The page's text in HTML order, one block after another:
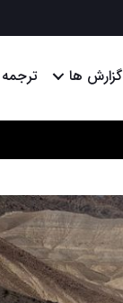
گزارش ها ترجمه